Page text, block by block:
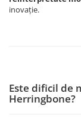
inovație.
Este dificil de
Herringbone?